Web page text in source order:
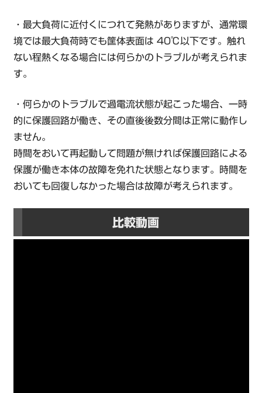
・最大負荷に近付くにつれて発熱がありますが、通常環
境では最大負荷時でも筐体表面は 40℃以下です。触れ
ない程熱くなる場合には何らかのトラブルが考えられま
す。
・何らかのトラブルで過電流状態が起こった場合、一時
的に保護回路が働き、その直後後数分間は正常に動作し
ません。
時間をおいて再起動して問題が無ければ保護回路による
保護が働き本体の故障を免れた状態となります。時間を
おいても回復しなかった場合は故障が考えられます。
比較動画